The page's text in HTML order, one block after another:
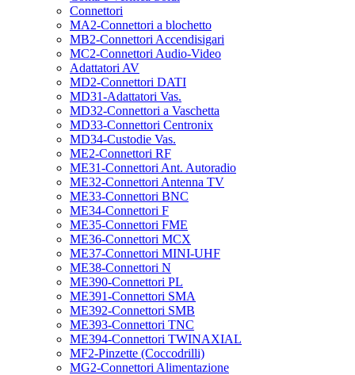
Connettori
MA2-Connettori a blochetto
MB2-Connettori Accendisigari
MC2-Connettori Audio-Video
Adattatori AV
MD2-Connettori DATI
MD31-Adattatori Vas.
MD32-Connettori a Vaschetta
MD33-Connettori Centronix
MD34-Custodie Vas.
ME2-Connettori RF
ME31-Connettori Ant. Autoradio
ME32-Connettori Antenna TV
ME33-Connettori BNC
ME34-Connettori F
ME35-Connettori FME
ME36-Connettori MCX
ME37-Connettori MINI-UHF
ME38-Connettori N
ME390-Connettori PL
ME391-Connettori SMA
ME392-Connettori SMB
ME393-Connettori TNC
ME394-Connettori TWINAXIAL
MF2-Pinzette (Coccodrilli)
MG2-Connettori Alimentazione